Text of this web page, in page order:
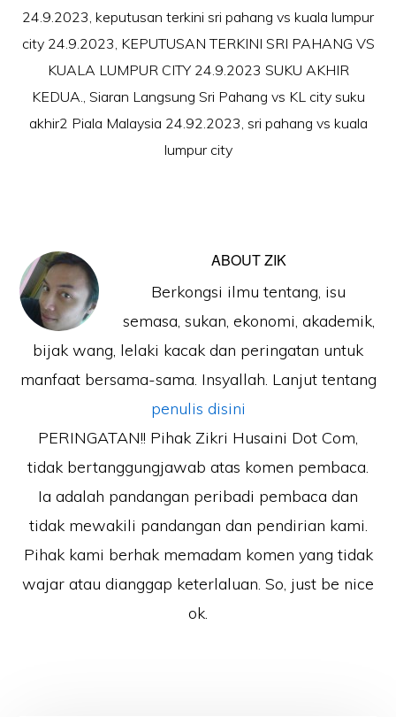
24.9.2023, keputusan terkini sri pahang vs kuala lumpur
city 24.9.2023, KEPUTUSAN TERKINI SRI PAHANG VS
KUALA LUMPUR CITY 24.9.2023 SUKU AKHIR
KEDUA., Siaran Langsung Sri Pahang vs KL city suku
akhir2 Piala Malaysia 24.92.2023, sri pahang vs kuala
lumpur city
ABOUTZIK
Berkongsi ilmu tentang, isu
semasa, sukan, ekonomi, akademik,
bijak wang, lelaki kacak dan peringatan untuk
manfaat bersama-sama. Insyallah. Lanjut tentang
penulis disini
PERINGATAN!! Pihak Zikri Husaini Dot Com,
tidak bertanggungjawab atas komen pembaca.
Ia adalah pandangan peribadi pembaca dan
tidak mewakili pandangan dan pendirian kami.
Pihak kami berhak memadam komen yang tidak
wajar atau dianggap keterlaluan. So, just be nice
ok.